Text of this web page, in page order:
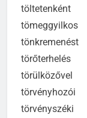
töltetenként
tömeggyilkos
tönkremenést
törőterhelés
törülközővel
törvényhozói
törvényszéki